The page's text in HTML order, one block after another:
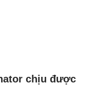
chịu được